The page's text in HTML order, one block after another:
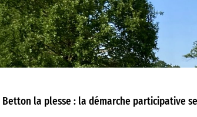
Betton la plesse : la démarche participative